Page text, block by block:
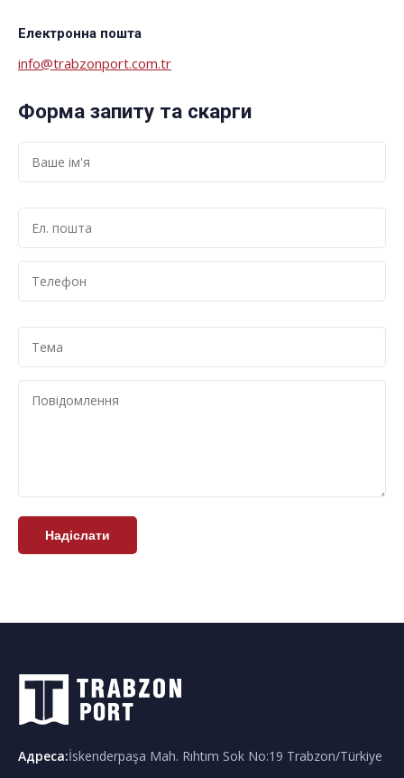
Електронна пошта
info@trabzonport.com.tr
Форма запиту та скарги
Надіслати
Адреса:İskenderpaşa Mah. Rıhtım Sok No:19 Trabzon/Türkiye